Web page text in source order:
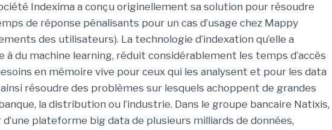
Indexima a conçu originellement sa solution pour résoudre
de réponse pénalisants pour un cas d’usage chez Mappy
des utilisateurs). La technologie d’indexation qu’elle a
à du machine learning, réduit considérablement les temps d’accès
en mémoire vive pour ceux qui les analysent et pour les data
résoudre des problèmes sur lesquels achoppent de grandes
la distribution ou l’industrie. Dans le groupe bancaire Natixis,
plateforme big data de plusieurs milliards de données,